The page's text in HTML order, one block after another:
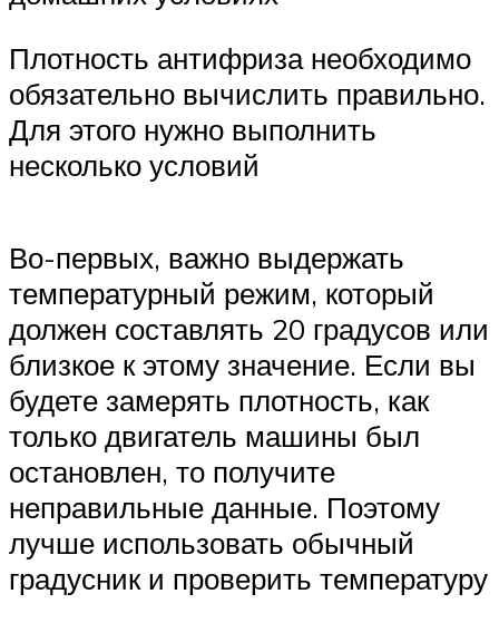
Плотность антифриза необходимо
обязательно вычислить правильно.
Для этого нужно выполнить
несколько условий
Во-первых, важно выдержать
температурный режим, который
должен составлять 20 градусов или
близкое к этому значение. Если вы
будете замерять плотность, как
только двигатель машины был
остановлен, то получите
неправильные данные. Поэтому
лучше использовать обычный
градусник и проверить температуру